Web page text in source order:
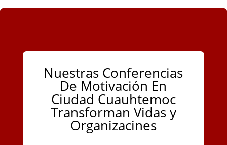
Nuestras Conferencias
De Motivación En
Ciudad Cuauhtemoc
Transforman Vidas y
Organizacines